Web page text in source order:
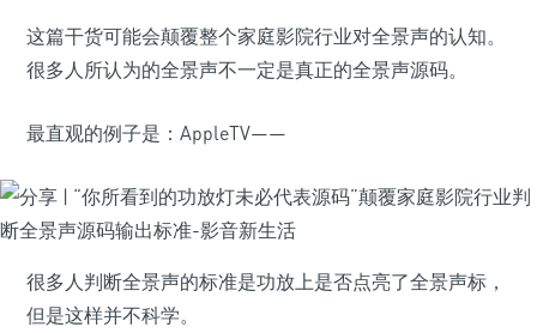
这篇干货可能会颠覆整个家庭影院行业对全景声的认知。
很多人所认为的全景声不一定是真正的全景声源码。
最直观的例子是：AppleTV——
很多人判断全景声的标准是功放上是否点亮了全景声标，
但是这样并不科学。